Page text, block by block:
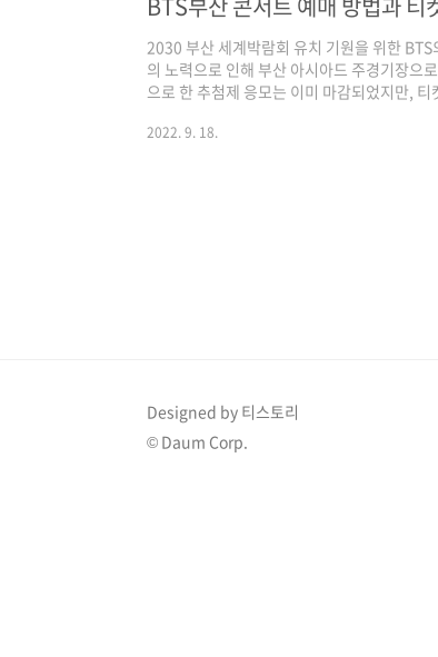
2030 부산 세계박람회 유치 기원을 위한
의 노력으로 인해 부산 아시아드 주경기장으
으로 한 추첨제 응모는 이미 마감되었지만,
10월 15일(토) 6PM 장소 : 부산 아시아드 주
2022. 9. 18.
Designed by 티스토리
© Daum Corp.